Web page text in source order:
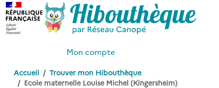
Mon compte
Accueil
Trouver mon Hibouthèque
Ecole maternelle Louise Michel (Kingersheim)